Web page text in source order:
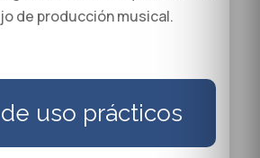
de producción musical.
uso prácticos